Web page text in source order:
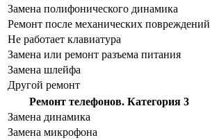
Замена полифонического динамика
Ремонт после механических повреждений
Не работает клавиатура
Замена или ремонт разъема питания
Замена шлейфа
Другой ремонт
Ремонт телефонов. Категория 3
Замена динамика
Замена микрофона